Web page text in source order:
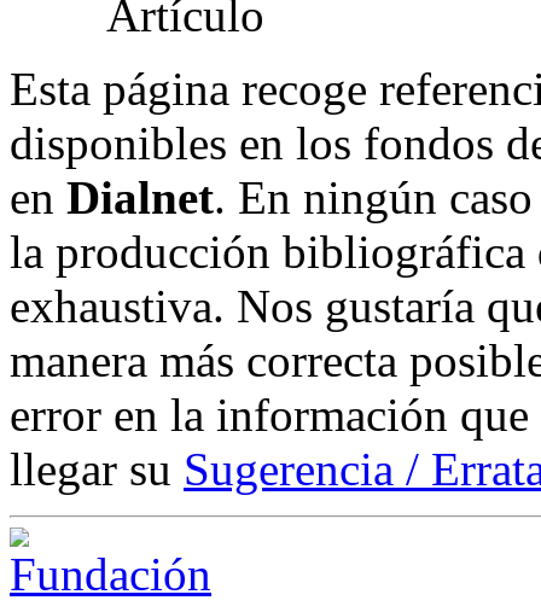
Esta página recoge
disponibles en los fondos
en Dialnet. En ningún
la producción bibliográfica
exhaustiva. Nos gustaría
manera más correcta
error en la información
llegar su Sugerencia /